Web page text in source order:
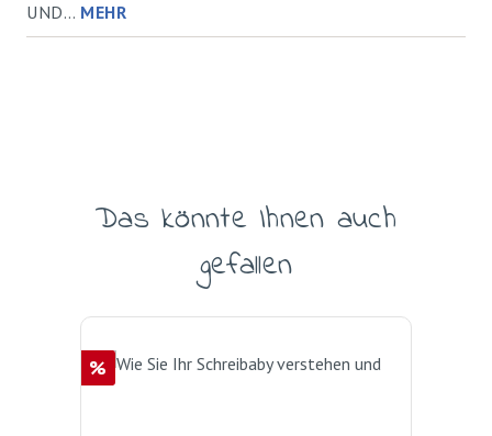
UND… MEHR
Produktgalerie überspringen
Das könnte Ihnen auch
gefallen
Rabatt
%